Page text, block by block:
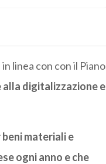
linea con con il Piano
digitalizzazione e
materiali e
ogni anno e che